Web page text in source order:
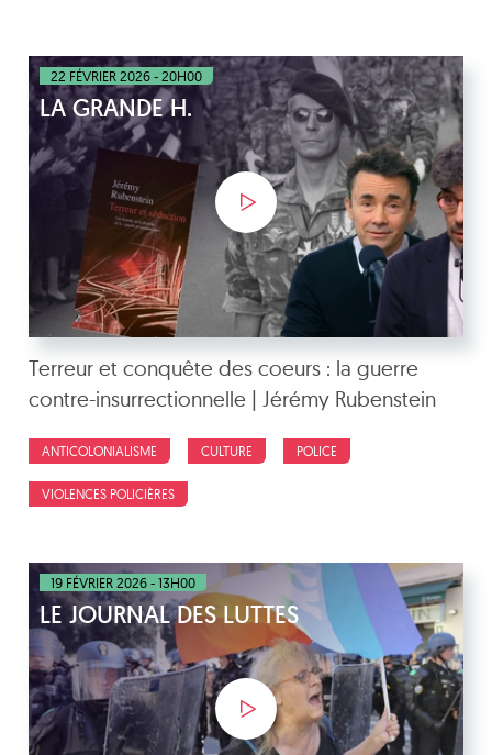
22 FÉVRIER 2026 - 20H00
LA GRANDE H.
Terreur et conquête des coeurs : la guerre
contre-insurrectionnelle | Jérémy Rubenstein
ANTICOLONIALISME CULTURE POLICE
VIOLENCES POLICIÈRES
19 FÉVRIER 2026 - 13H00
LE JOURNAL DES LUTTES